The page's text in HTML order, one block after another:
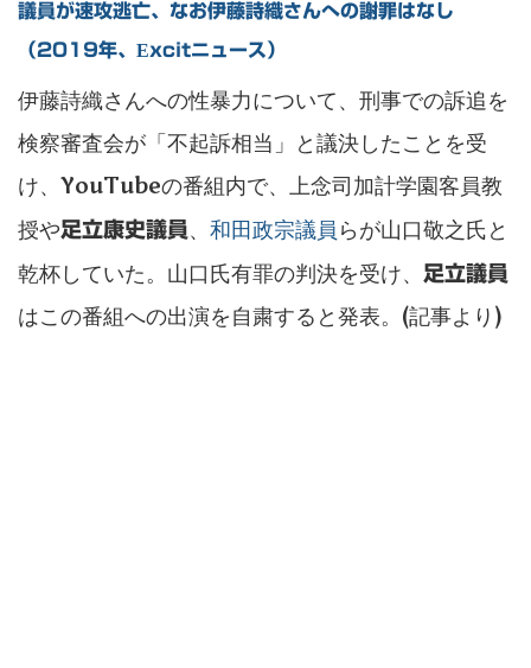
議員が速攻逃亡、なお伊藤詩織さんへの謝罪はなし
（2019年、excitニュース）
伊藤詩織さんへの性暴力について、刑事での訴追を
検察審査会が「不起訴相当」と議決したことを受
け、YouTubeの番組内で、上念司加計学園客員教
授や足立康史議員、 和田政宗議員らが山口敬之氏と
乾杯していた。山口氏有罪の判決を受け、
足立議員
はこの番組への出演を自粛すると発表。(記事より)